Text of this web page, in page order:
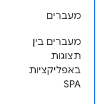
מעברים
מעברים בין
תצוגות
באפליקציות
SPA